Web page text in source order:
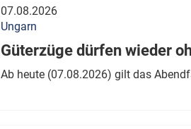
07.08.2026
Ungarn
Güterzüge dürfen wieder
Ab heute (07.08.2026) gilt das